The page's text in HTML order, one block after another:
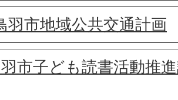
羽市地域公共交通計画
市子ども読書活動推